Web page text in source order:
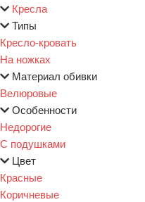
Кресла
Типы
Кресло-кровать
На ножках
Материал обивки
Велюровые
Особенности
Недорогие
С подушками
Цвет
Красные
Коричневые